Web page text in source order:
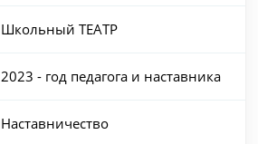
Школьный ТЕАТР
2023 - год педагога и наставника
Наставничество